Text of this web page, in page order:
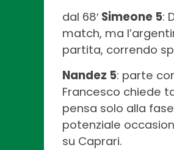
dal 68′ Simeone 5:
match, ma
partita, correndo
Nandez 5: parte
Francesco chiede
pensa solo alla
potenziale
su Caprari.